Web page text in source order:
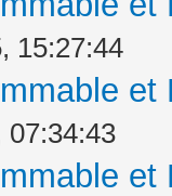
15:27:44
07:34:43